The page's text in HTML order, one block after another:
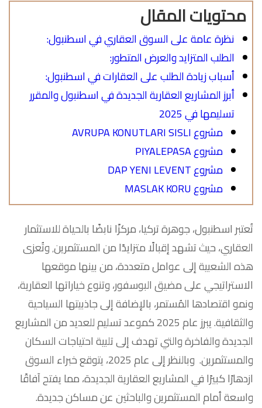
محتويات المقال
نظرة عامة على السوق العقاري في اسطنبول:
الطلب المتزايد والعرض المتطور:
أسباب زيادة الطلب على العقارات في اسطنبول:
أبرز المشاريع العقارية الجديدة في اسطنبول والمقرر
تسليمها في 2025
مشروع AVRUPA KONUTLARI SISLI
مشروع PIYALEPASA
مشروع DAP YENI LEVENT
مشروع MASLAK KORU
تُعتبر اسطنبول، جوهرة تركيا، مركزًا نابضًا بالحياة للاستثمار
العقاري، حيث تشهد إقبالًا متزايدًا من المستثمرين٬ وتُعزى
هذه الشعبية إلى عوامل متعددة، من بينها موقعها
الاستراتيجي على مضيق البوسفور، وتنوع خياراتها العقارية،
ونمو اقتصادها المُستمر، بالإضافة إلى جاذبيتها السياحية
والثقافية. يبرز عام 2025 كموعد تسليم للعديد من المشاريع
الجديدة والفاخرة والتي تهدف إلى تلبية احتياجات السكان
والمستثمرين. وبالنظر إلى عام 2025، يتوقع خبراء السوق
ازدهارًا كبيرًا في المشاريع العقارية الجديدة، مما يفتح آفاقًا
واسعة أمام المستثمرين والباحثين عن مساكن جديدة.